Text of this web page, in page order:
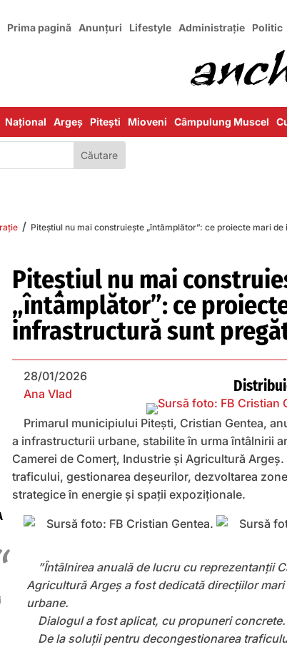
Prima pagină Anunțuri Lifestyle Administrație Politic
Național Argeș Pitești Mioveni Câmpulung Muscel
/ Piteștiul nu mai construiește „întâmplător”: ce proiecte mari
Piteștiul nu mai
„întâmplător”: ce
infrastructură sunt
28/01/2026
Ana Vlad
Primarul municipiului Pitești, Cristian Gentea,
a infrastructurii urbane, stabilite în urma întâlnirii
Camerei de Comerț, Industrie și Agricultură
traficului, gestionarea deșeurilor, dezvoltarea
strategice în energie și spații expoziționale.
”Întâlnirea anuală de lucru cu reprezentanţii
Agricultură Argeş a fost dedicată direcțiilor
urbane.
Dialogul a fost aplicat, cu propuneri concrete.
De la soluții pentru decongestionarea